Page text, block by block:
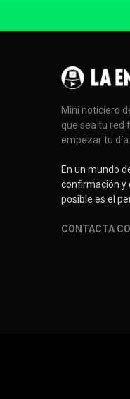
Mini noticiero
que sea tu red
empezar tu día.
En un mundo
confirmación y
posible es el
CONTACTA